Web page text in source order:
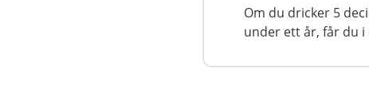
Om du dricker 5
under ett år, får du i